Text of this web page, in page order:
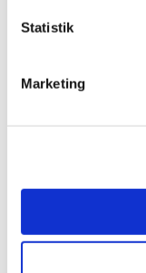
Statistik
Marketing
September (2)
June (1)
2010 (9)
2008 (7)